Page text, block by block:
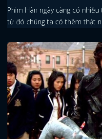
Phim Hàn ngày càng có
từ đó chúng ta có thêm thật